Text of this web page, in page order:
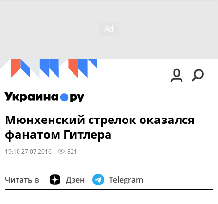
Мюнхенский стрелок оказался
фанатом Гитлера
19:10 27.07.2016 821
Читать в Дзен Telegram